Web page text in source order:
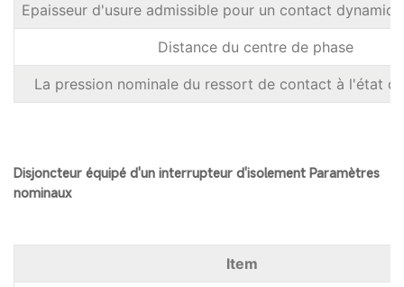
Epaisseur d'usure admissible pour un contact
Distance du centre de phase
La pression nominale du ressort de contact à l'état
Disjoncteur équipé d'un interrupteur d'isolement Paramètres
nominaux
ltem